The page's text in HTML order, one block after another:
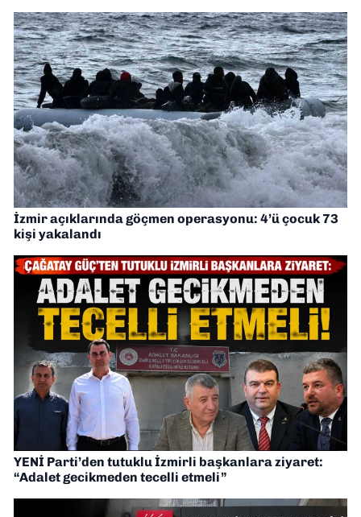
İzmir açıklarında göçmen operasyonu: 4’ü çocuk 73
kişi yakalandı
YENİ Parti’den tutuklu İzmirli başkanlara ziyaret:
“Adalet gecikmeden tecelli etmeli”